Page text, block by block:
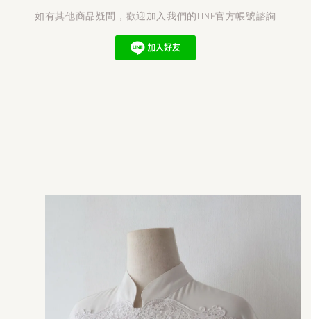
如有其他商品疑問，歡迎加入我們的LINE官方帳號諮詢